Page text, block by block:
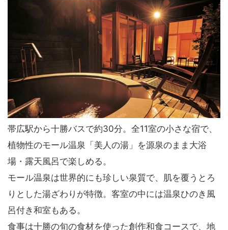
帯広駅から十勝バスで約30分。全11室の小さな宿で、
植物性のモール温泉「美人の湯」を源泉のまま大浴
場・露天風呂で楽しめる。
モール温泉は世界的にも珍しい泉質で、肌を覆うとろ
りとした湯ざわりが特徴。客室の中には温泉ひのき風
呂付き和室もある。
食事は十勝の旬の食材を使った創作和食コースで、地